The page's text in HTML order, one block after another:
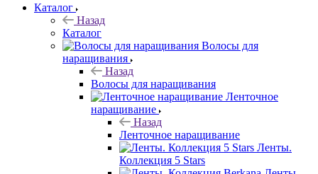
Каталог
Назад
Каталог
Волосы для
наращивания
Назад
Волосы для наращивания
Ленточное
наращивание
Назад
Ленточное наращивание
Ленты.
Коллекция 5 Stars